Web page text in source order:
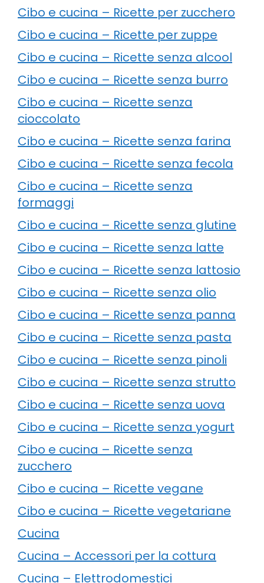
Cibo e cucina – Ricette per zucchero
Cibo e cucina – Ricette per zuppe
Cibo e cucina – Ricette senza alcool
Cibo e cucina – Ricette senza burro
Cibo e cucina – Ricette senza
cioccolato
Cibo e cucina – Ricette senza farina
Cibo e cucina – Ricette senza fecola
Cibo e cucina – Ricette senza
formaggi
Cibo e cucina – Ricette senza glutine
Cibo e cucina – Ricette senza latte
Cibo e cucina – Ricette senza lattosio
Cibo e cucina – Ricette senza olio
Cibo e cucina – Ricette senza panna
Cibo e cucina – Ricette senza pasta
Cibo e cucina – Ricette senza pinoli
Cibo e cucina – Ricette senza strutto
Cibo e cucina – Ricette senza uova
Cibo e cucina – Ricette senza yogurt
Cibo e cucina – Ricette senza
zucchero
Cibo e cucina – Ricette vegane
Cibo e cucina – Ricette vegetariane
Cucina
Cucina – Accessori per la cottura
Cucina – Elettrodomestici